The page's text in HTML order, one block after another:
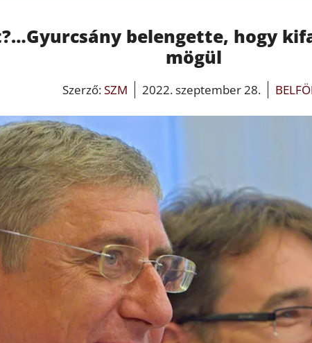
belengette, hogy
mögül
Szerző:SZM 2022. szeptember 28.